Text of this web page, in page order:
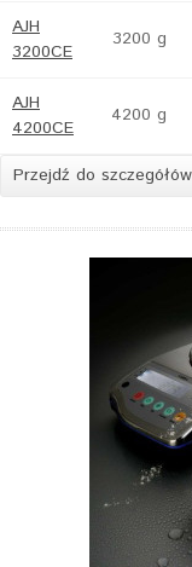
AJH
3200CE
3200 g
AJH
4200CE
4200 g
Przejdź do szczegółów